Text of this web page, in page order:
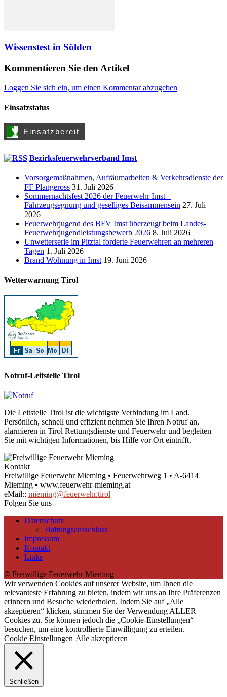
Wissenstest in Sölden
Kommentieren Sie den Artikel
Loggen Sie sich ein, um einen Kommentar abzugeben
Einsatzstatus
Bezirksfeuerwehrverband Imst
Vorsorgemaßnahmen, Aufräumarbeiten & Verkehrsdienste der
FF Plangeross 31. Juli 2026
Sommernachtsfest 2026 der Feuerwehr Imst –
Fahrzeugsegnung und geselliges Beisammensein 27. Juli
2026
Feuerwehrjugend des BFV Imst überzeugt beim Landes-
Feuerwehrjugendleistungsbewerb 2026 8. Juli 2026
Unwetterserie im Pitztal forderte Feuerwehren an mehreren
Tagen 1. Juli 2026
Brand Wohnung in Imst 19. Juni 2026
Wetterwarnung Tirol
Notruf-Leitstelle Tirol
Die Leitstelle Tirol ist die wichtigste Verbindung im Land.
Persönlich, schnell und effizient nehmen Sie Ihren Notruf an,
alarmieren in Tirol Rettungsdienste und Feuerwehr und begleiten
Sie mit wichtigen Informationen, bis Hilfe vor Ort eintrifft.
Kontakt
Freiwillige Feuerwehr Mieming • Feuerwehrweg 1 • A-6414
Mieming • www.feuerwehr-mieming.at
eMail:: mieming@feuerwehr.tirol
Folgen Sie uns
Datenschutz
Haftungsausschluss
Impressum
Kontakt
Links
© Freiwillige Feuerwehr Mieming
Wir verwenden Cookies auf unserer Website, um Ihnen die
relevanteste Erfahrung zu bieten, indem wir uns an Ihre Präferenzen
erinnern und Besuche wiederholen. Indem Sie auf „Alle
akzeptieren“ klicken, stimmen Sie der Verwendung ALLER
Cookies zu. Sie können jedoch die „Cookie-Einstellungen“
besuchen, um eine kontrollierte Einwilligung zu erteilen.
Cookie Einstellungen Alle akzeptieren
Schließen